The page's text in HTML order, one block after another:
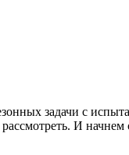
задачи с
И начнем